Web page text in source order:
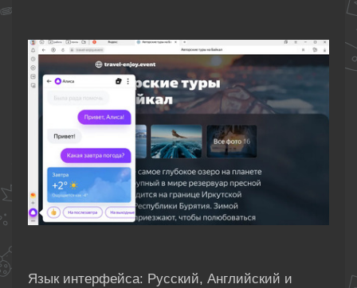
Язык интерфейса: Русский, Английский и